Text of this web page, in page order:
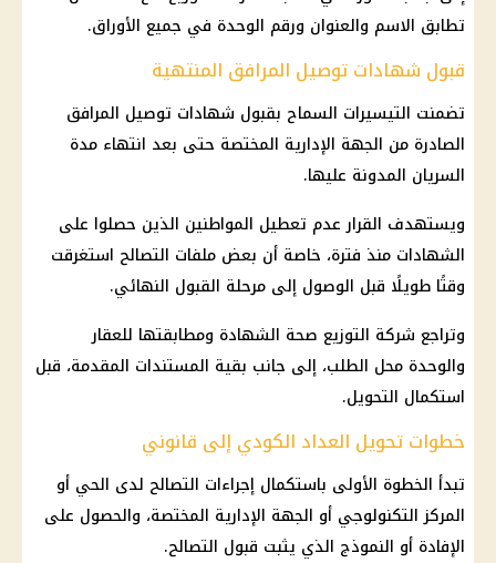
تطابق الاسم والعنوان ورقم الوحدة في جميع الأوراق.
قبول شهادات توصيل المرافق المنتهية
تضمنت التيسيرات السماح بقبول شهادات توصيل المرافق
الصادرة من الجهة الإدارية المختصة حتى بعد انتهاء مدة
السريان المدونة عليها.
ويستهدف القرار عدم تعطيل المواطنين الذين حصلوا على
الشهادات منذ فترة، خاصة أن بعض ملفات التصالح استغرقت
وقتًا طويلًا قبل الوصول إلى مرحلة القبول النهائي.
وتراجع شركة التوزيع صحة الشهادة ومطابقتها للعقار
والوحدة محل الطلب، إلى جانب بقية المستندات المقدمة، قبل
استكمال التحويل.
خطوات تحويل العداد الكودي إلى قانوني
تبدأ الخطوة الأولى باستكمال إجراءات التصالح لدى الحي أو
المركز التكنولوجي أو الجهة الإدارية المختصة، والحصول على
الإفادة أو النموذج الذي يثبت قبول التصالح.